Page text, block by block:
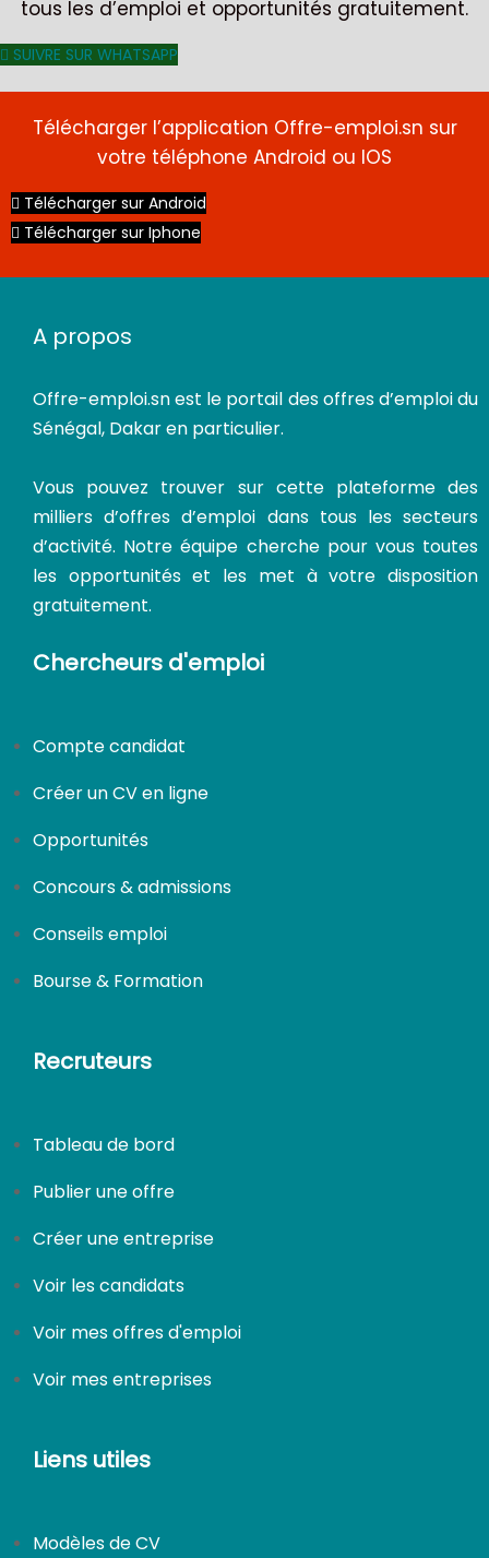
CDI
tous les d’emploi et opportunités gratuitement.
SUIVRE SUR WHATSAPP
Télécharger l’application Offre-emploi.sn sur
votre téléphone Android ou IOS
Télécharger sur Android
Télécharger sur Iphone
A propos
Offre-emploi.snest le portail des offres d’emploi du
Sénégal, Dakar en particulier.
Vous pouvez trouver sur cette plateforme des
milliers d’offres d’emploi dans tous les secteurs
d’activité. Notre équipe cherche pour vous toutes
les opportunités et les met à votre disposition
gratuitement.
Chercheurs d'emploi
Compte candidat
Créer un CV en ligne
Opportunités
Concours & admissions
Conseils emploi
Bourse & Formation
Recruteurs
Tableau de bord
Publier une offre
Créer une entreprise
Voir les candidats
Voir mes offres d'emploi
Voir mes entreprises
Liens utiles
Modèles de CV